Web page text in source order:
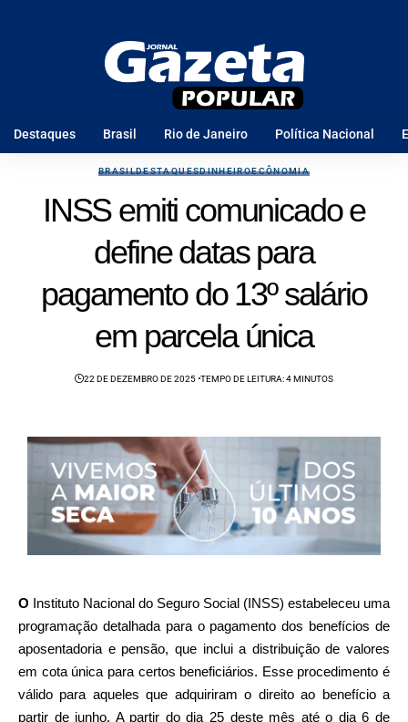
Destaques Brasil Rio de Janeiro Política Nacional
BRASILDESTAQUESDINHEIROECÔNOMIA
INSS emiti comunicado e
define datas para
pagamento do 13º salário
em parcela única
22 DE DEZEMBRO DE 2025 TEMPO DE LEITURA: 4 MINUTOS
O Instituto Nacional do Seguro Social (INSS) estabeleceu uma
programação detalhada para o pagamento dos benefícios de
aposentadoria e pensão, que inclui a distribuição de valores
em cota única para certos beneficiários. Esse procedimento é
válido para aqueles que adquiriram o direito ao benefício a
partir de junho. A partir do dia 25 deste mês até o dia 6 de